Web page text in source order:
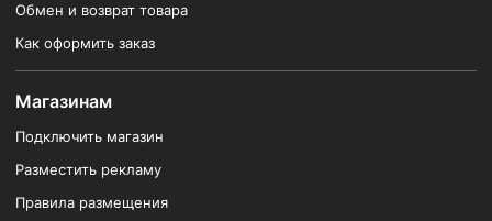
Обмен и возврат товара
Как оформить заказ
Магазинам
Подключить магазин
Разместить рекламу
Правила размещения